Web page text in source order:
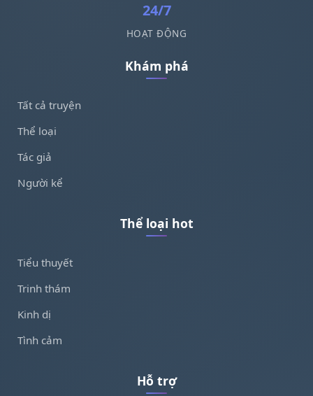
24/7
HOẠT ĐỘNG
Khám phá
Tất cả truyện
Thể loại
Tác giả
Người kể
Thể loại hot
Tiểu thuyết
Trinh thám
Kinh dị
Tình cảm
Hỗ trợ